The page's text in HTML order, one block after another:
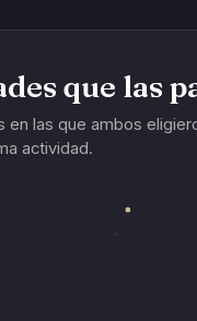
que las
las que ambos
actividad.